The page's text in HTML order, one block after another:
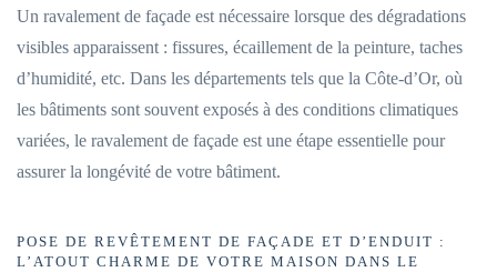
Un ravalement de façade est nécessaire lorsque des dégradations
visibles apparaissent : fissures, écaillement de la peinture, taches
d’humidité, etc. Dans les départements tels que la Côte-d’Or, où
les bâtiments sont souvent exposés à des conditions climatiques
variées, le ravalement de façade est une étape essentielle pour
assurer la longévité de votre bâtiment.
POSE DE REVÊTEMENT DE FAÇADE ET D’ENDUIT :
L’ATOUT CHARME DE VOTRE MAISON DANS LE